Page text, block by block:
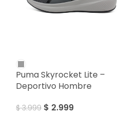
Puma Skyrocket Lite –
Deportivo Hombre
$3.999 $ 2.999